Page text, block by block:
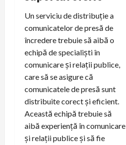
Un serviciu de distribuție a
comunicatelor de presă de
încredere trebuie să aibă o
echipă de specialiști în
comunicare și relații publice,
care să se asigure că
comunicatele de presă sunt
distribuite corect și eficient.
Această echipă trebuie să
aibă experiență în comunicare
și relații publice și să fie